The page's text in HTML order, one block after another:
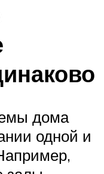
дома
одной и